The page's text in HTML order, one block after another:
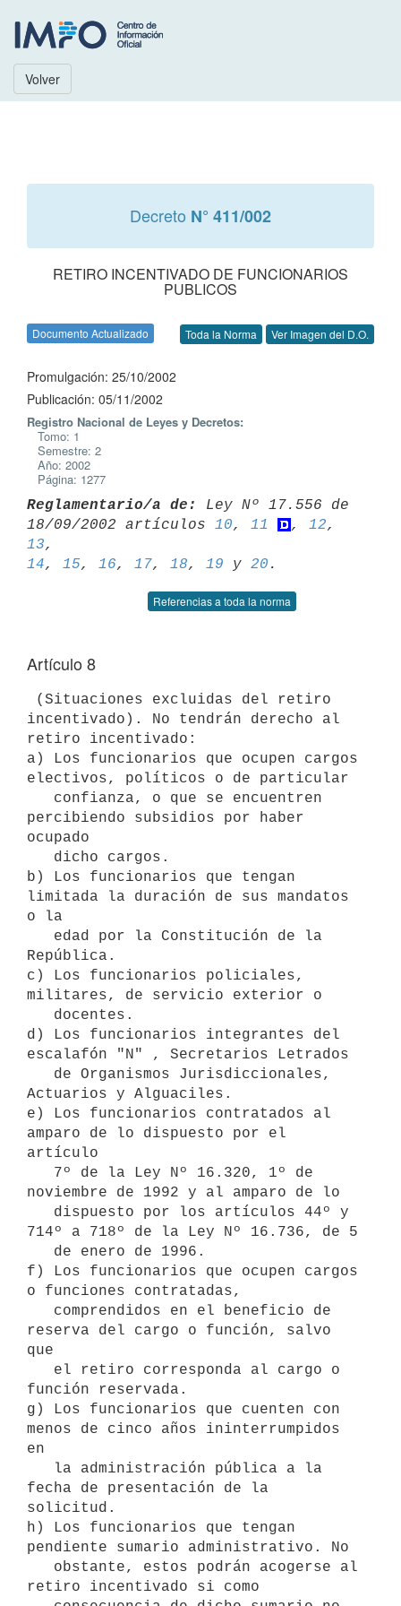
Volver
Decreto N° 411/002
RETIRO INCENTIVADO DE FUNCIONARIOS
PUBLICOS
Documento Actualizado Toda la Norma Ver Imagen del D.O.
Promulgación: 25/10/2002
Publicación: 05/11/2002
Registro Nacional de Leyes y Decretos:
Tomo: 1
Semestre: 2
Año: 2002
Página: 1277
Reglamentario/a de:
Ley Nº 17.556 de
18/09/2002 artículos 10, 11 , 12
13
14, 15, 16, 17, 18, 19 y 20
Referencias a toda la norma
Artículo 8
incentivado). No tendrán derecho al
retiro incentivado:
a) Los funcionarios que ocupen cargos
electivos, políticos o de particular
percibiendo subsidios por haber
ocupado
b) Los funcionarios que tengan
limitada la duración de sus mandatos
o la
República.
c) Los funcionarios policiales,
militares, de servicio exterior o
d) Los funcionarios integrantes del
escalafón "N" , Secretarios Letrados
Actuarios y Alguaciles.
e) Los funcionarios contratados al
amparo de lo dispuesto por el
artículo
noviembre de 1992 y al amparo de lo
714º a 718º de la Ley Nº 16.736, de 5
f) Los funcionarios que ocupen cargos
o funciones contratadas,
reserva del cargo o función, salvo
que
función reservada.
g) Los funcionarios que cuenten con
menos de cinco años ininterrumpidos
en
fecha de presentación de la
solicitud.
h) Los funcionarios que tengan
pendiente sumario administrativo. No
retiro incentivado si como